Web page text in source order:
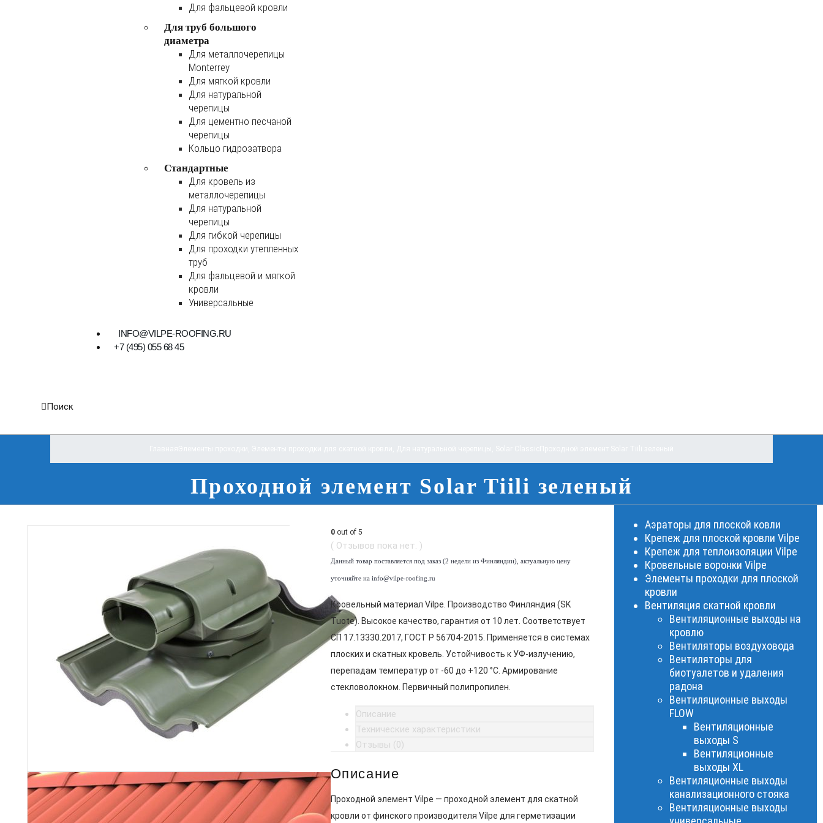
Для фальцевой кровли
Для труб большого
диаметра
Для металлочерепицы
Monterrey
Для мягкой кровли
Для натуральной
черепицы
Для цементно песчаной
черепицы
Кольцо гидрозатвора
Стандартные
Для кровель из
металлочерепицы
Для натуральной
черепицы
Для гибкой черепицы
Для проходки утепленных
труб
Для фальцевой и мягкой
кровли
Универсальные
INFO@VILPE-ROOFING.RU
+7 (495) 055 68 45
Поиск
Проходной элемент Solar Tiili зеленый
0out of 5
( Отзывов пока нет. )
Данный товар поставляется под заказ (2 недели из Финляндии), актуальную цену
уточняйте на info@vilpe-roofing.ru
Кровельный материал Vilpe. Производство Финляндия (SK
Tuote). Высокое качество, гарантия от 10 лет. Соответствует
СП 17.13330.2017, ГОСТ Р 56704-2015. Применяется в системах
плоских и скатных кровель. Устойчивость к УФ-излучению,
перепадам температур от -60 до +120 °C. Армирование
стекловолокном. Первичный полипропилен.
Описание
Технические характеристики
Отзывы (0)
Описание
Проходной элемент Vilpe — проходной элемент для скатной
кровли от финского производителя Vilpe для герметизации
Аэраторы для плоской ковли
Крепеж для плоской кровли Vilpe
Крепеж для теплоизоляции Vilpe
Кровельные воронки Vilpe
Элементы проходки для плоской
кровли
Вентиляция скатной кровли
Вентиляционные выходы на
кровлю
Вентиляторы воздуховода
Вентиляторы для
биотуалетов и удаления
радона
Вентиляционные выходы
FLOW
Вентиляционные
выходы S
Вентиляционные
выходы XL
Вентиляционные выходы
канализационного стояка
Вентиляционные выходы